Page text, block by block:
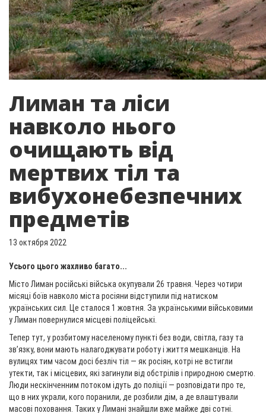
Лиман та ліси
навколо нього
очищають від
мертвих тіл та
вибухонебезпечних
предметів
13 октября 2022
Усього цього жахливо багато...
Місто Лиман російські війська окупували 26 травня. Через чотири
місяці боїв навколо міста росіяни відступили під натиском
українських сил. Це сталося 1 жовтня. За українськими військовими
у Лиман повернулися місцеві поліцейські.
Тепер тут, у розбитому населеному пункті без води, світла, газу та
звʼязку, вони мають налагоджувати роботу і життя мешканців. На
вулицях тим часом досі безліч тіл — як росіян, котрі не встигли
утекти, так і місцевих, які загинули від обстрілів і природною смертю.
Люди нескінченним потоком ідуть до поліції — розповідати про те,
що в них украли, кого поранили, де розбили дім, а де влаштували
масові поховання. Таких у Лимані знайшли вже майже дві сотні.